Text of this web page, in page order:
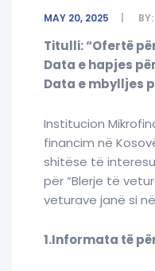
MAY 20, 2025 BY:
Titulli: “Ofertë
Data e hapjes
Data e mbylljes
Institucion
financim në
shitëse të
për “Blerje të
veturave janë si
1.Informata të